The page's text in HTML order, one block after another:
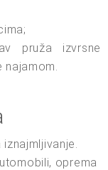
pruža izvrsne
najamom.
oprema